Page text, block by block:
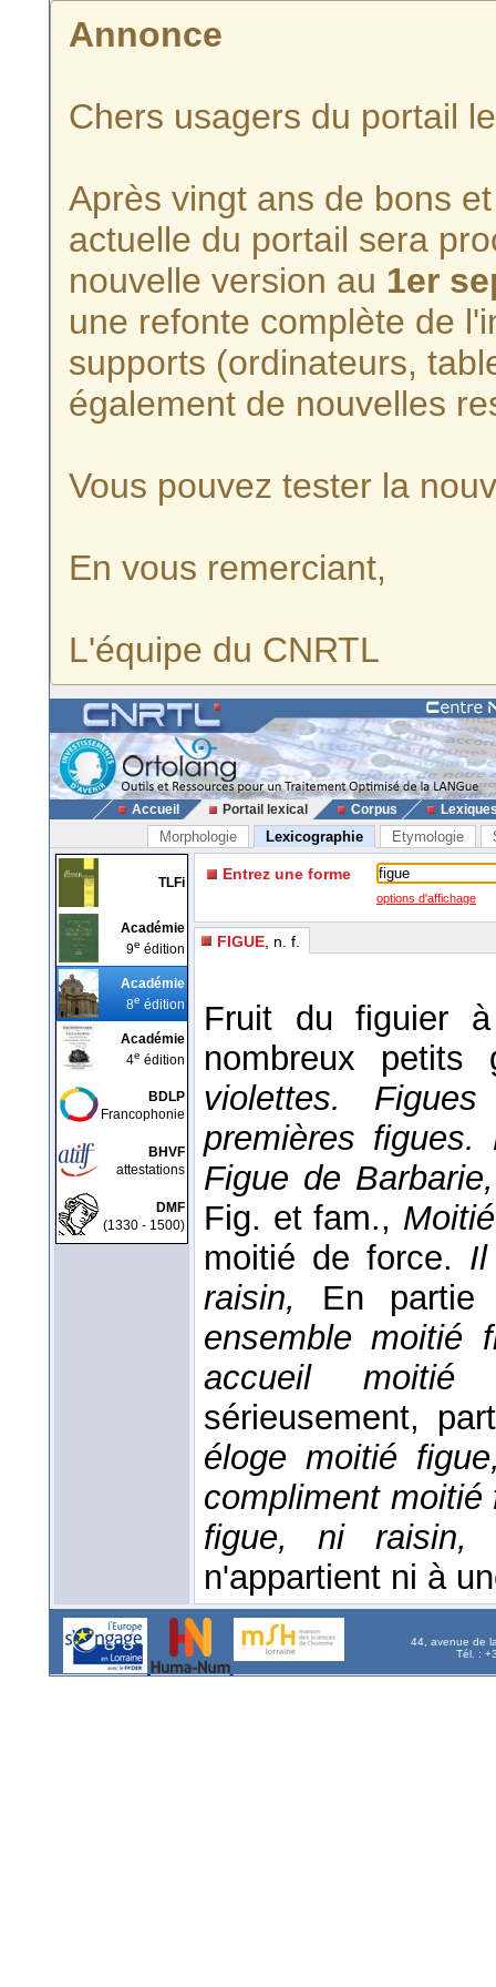
Annonce
Chers usagers du portail
Après vingt ans de bons
actuelle du portail sera
nouvelle version au 1er
une refonte complète de
supports (ordinateurs,
également de nouvelles
Vous pouvez tester la
En vous remerciant,
L'équipe du CNRTL
Accueil Portail lexical Corpus
Morphologie Lexicographie Etymologie
TLFi
Académie
9e édition
Académie
8e édition
Académie
4e édition
BDLP
Francophonie
BHVF
attestations
DMF
(1330 - 1500)
Entrez une forme
options d'affichage
FIGUE , n. f.
Fruit du figuier
nombreux
violettes.
premières
Figue de
Fig. et fam.,
moitié de force.
raisin, En
ensemble moitié
accueil
sérieusement,
éloge moitié
compliment
figue, ni
n'appartient ni à
44, avenue de
Tél. :